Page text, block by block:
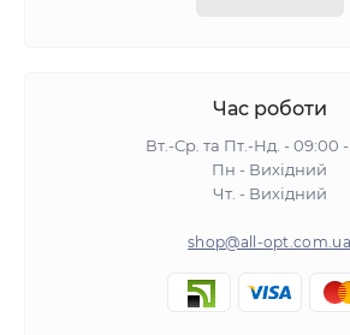
Час роботи
Вт.-Ср. та Пт.-Нд. - 09:00 -
Пн - Вихідний
Чт. - Вихідний
shop@all-opt.com.ua